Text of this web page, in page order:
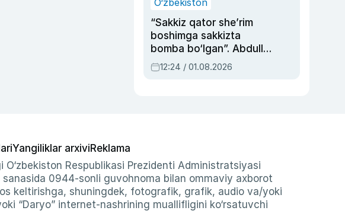
O‘zbekiston
“Sakkiz qator she’rim
boshimga sakkizta
bomba bo‘lgan”. Abdulla
Oripovni siyosiy
ayblovlardan asrab
12:24 / 01.08.2026
Yangiliklar arxiviReklama
Respublikasi Prezidenti Administratsiyasi
0944-sonli guvohnoma bilan ommaviy axborot
keltirishga, shuningdek, fotografik, grafik, audio va/yoki
“Daryo” internet-nashrining muallifligini ko‘rsatuvchi